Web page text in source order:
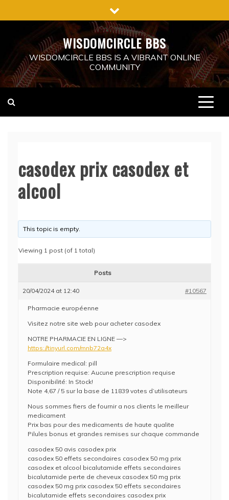
to
WISDOMCIRCLE BBS
WISDOMCIRCLE BBS IS A VIBRANT ONLINE
COMMUNITY
casodex prix casodex et
alcool
This topic is empty.
Viewing 1 post (of 1 total)
Posts
20/04/2024 at 12:40 #10567
Pharmacie européenne
Visitez notre site web pour acheter casodex
NOTRE PHARMACIE EN LIGNE —>
https://tinyurl.com/mnb72a4x
Formulaire medical: pill
Prescription requise: Aucune prescription requise
Disponibilité: In Stock!
Note 4,67 / 5 sur la base de 11839 votes d’utilisateurs
Nous sommes fiers de fournir a nos clients le meilleur
medicament
Prix bas pour des medicaments de haute qualite
Pilules bonus et grandes remises sur chaque commande
casodex 50 avis casodex prix
casodex 50 effets secondaires casodex 50 mg prix
casodex et alcool bicalutamide effets secondaires
bicalutamide perte de cheveux casodex 50 mg prix
casodex 50 mg prix casodex 50 effets secondaires
bicalutamide effets secondaires casodex prix